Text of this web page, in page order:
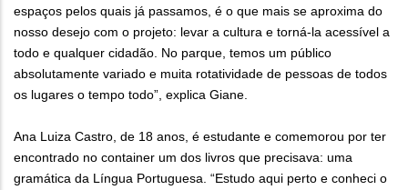
espaços pelos quais já passamos, é o que mais se aproxima do
nosso desejo com o projeto: levar a cultura e torná-la acessível a
todo e qualquer cidadão. No parque, temos um público
absolutamente variado e muita rotatividade de pessoas de todos
os lugares o tempo todo”, explica Giane.
Ana Luiza Castro, de 18 anos, é estudante e comemorou por ter
encontrado no container um dos livros que precisava: uma
gramática da Língua Portuguesa. “Estudo aqui perto e conheci o